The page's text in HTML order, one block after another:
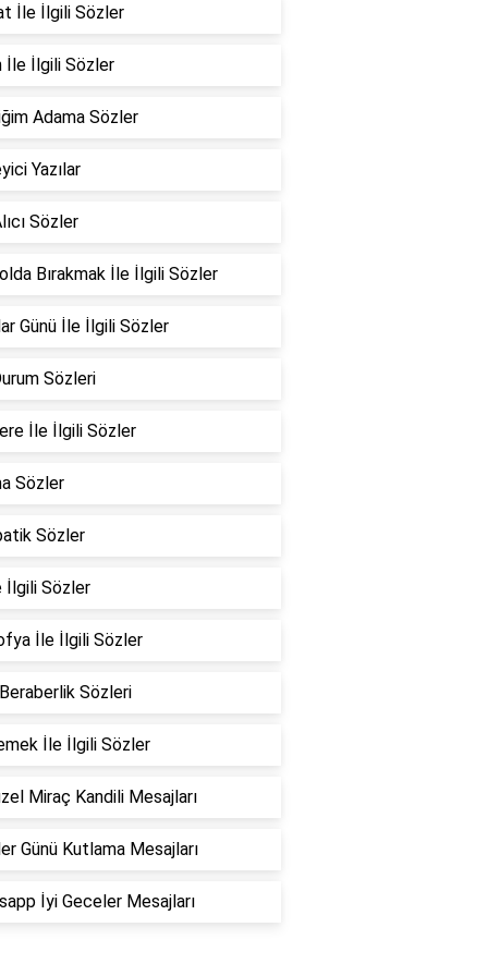
İle İlgili Sözler
İle İlgili Sözler
Adama Sözler
Yazılar
Sözler
Bırakmak İle İlgili Sözler
Günü İle İlgili Sözler
Sözleri
İle İlgili Sözler
Sözler
Sözler
İlgili Sözler
İle İlgili Sözler
Sözleri
İle İlgili Sözler
Miraç Kandili Mesajları
Günü Kutlama Mesajları
İyi Geceler Mesajları